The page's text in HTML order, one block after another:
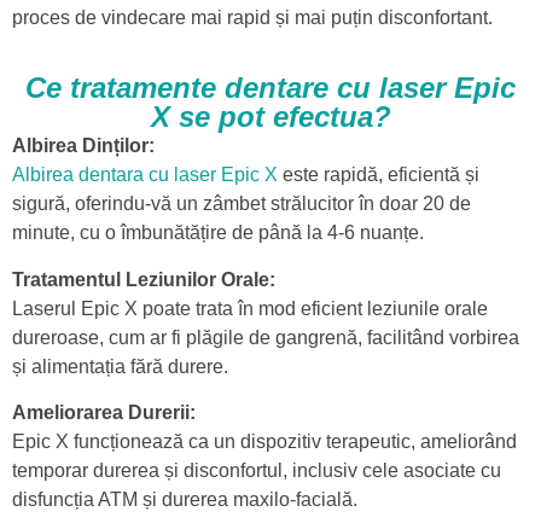
proces de vindecare mai rapid și mai puțin disconfortant.
Ce tratamente dentare cu laser Epic
X se pot efectua?
Albirea Dinților:
Albirea dentara cu laser Epic X este rapidă, eficientă și
sigură, oferindu-vă un zâmbet strălucitor în doar 20 de
minute, cu o îmbunătățire de până la 4-6 nuanțe.
Tratamentul Leziunilor Orale:
Laserul Epic X poate trata în mod eficient leziunile orale
dureroase, cum ar fi plăgile de gangrenă, facilitând vorbirea
și alimentația fără durere.
Ameliorarea Durerii:
Epic X funcționează ca un dispozitiv terapeutic, ameliorând
temporar durerea și disconfortul, inclusiv cele asociate cu
disfuncția ATM și durerea maxilo-facială.